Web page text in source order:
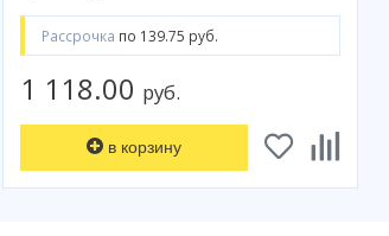
Рассрочка по 139.75 руб.
1 118.00 руб.
в корзину